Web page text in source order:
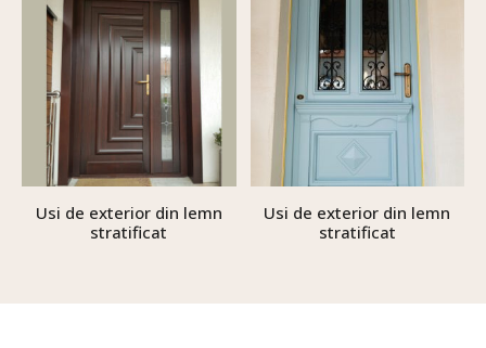
Usi de exterior din lemn
stratificat
Usi de exterior din lemn
stratificat